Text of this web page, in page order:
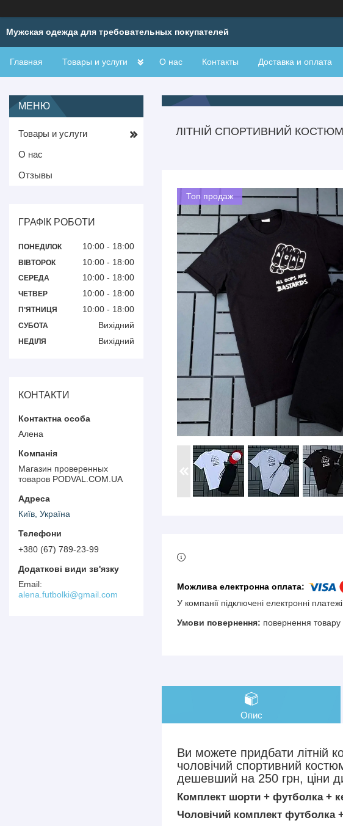
Мужская одежда для требовательных покупателей
Главная Товары и услуги О нас Контакты Доставка и оплата
ЛІТНІЙ СПОРТИВНИЙ
Топ продаж
У компанії підключені електронні
повернення товару
Опис
Ви можете придбати літній
чоловічий спортивний
дешевший на 250 грн, ціни
Комплект шорти + футболка +
Чоловічий комплект футболка
Товары и услуги
О нас
Отзывы
ГРАФІК РОБОТИ
ПОНЕДІЛОК 10:00 18:00
ВІВТОРОК 10:00 18:00
СЕРЕДА 10:00 18:00
ЧЕТВЕР 10:00 18:00
ПʼЯТНИЦЯ 10:00 18:00
СУБОТА Вихідний
НЕДІЛЯ Вихідний
КОНТАКТИ
Алена
Магазин проверенных
товаров PODVAL.СOM.UA
Київ, Україна
+380 (67) 789-23-99
alena.futbolki@gmail.com